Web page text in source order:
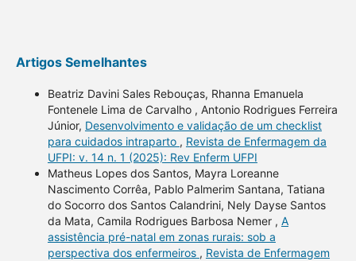
Artigos Semelhantes
Beatriz Davini Sales Rebouças, Rhanna Emanuela
Fontenele Lima de Carvalho , Antonio Rodrigues Ferreira
Júnior, Desenvolvimento e validação de um checklist
para cuidados intraparto , Revista de Enfermagem da
UFPI: v. 14 n. 1 (2025): Rev Enferm UFPI
Matheus Lopes dos Santos, Mayra Loreanne
Nascimento Corrêa, Pablo Palmerim Santana, Tatiana
do Socorro dos Santos Calandrini, Nely Dayse Santos
da Mata, Camila Rodrigues Barbosa Nemer , A
assistência pré-natal em zonas rurais: sob a
perspectiva dos enfermeiros , Revista de Enfermagem